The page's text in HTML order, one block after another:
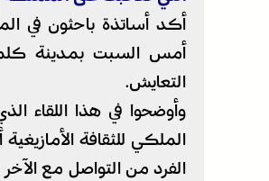
أكد أساتذة باحثون في
أمس السبت بمدينة
التعايش.
وأوضحوا في هذا اللقاء
الملكي للثقافة
الفرد من التواصل مع الآخر